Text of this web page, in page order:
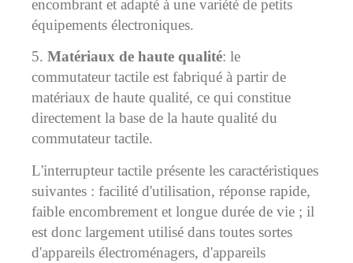
encombrant et adapté à une variété de petits
équipements électroniques.
5. Matériaux de haute qualité: le
commutateur tactile est fabriqué à partir de
matériaux de haute qualité, ce qui constitue
directement la base de la haute qualité du
commutateur tactile.
L'interrupteur tactile présente les caractéristiques
suivantes : facilité d'utilisation, réponse rapide,
faible encombrement et longue durée de vie ; il
est donc largement utilisé dans toutes sortes
d'appareils électroménagers, d'appareils